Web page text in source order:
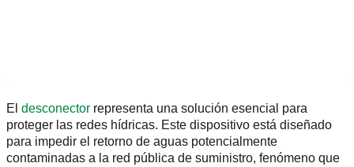
El desconector representa una solución esencial para
proteger las redes hídricas. Este dispositivo está diseñado
para impedir el retorno de aguas potencialmente
contaminadas a la red pública de suministro, fenómeno que